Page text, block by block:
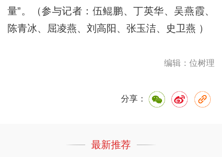
量”。（参与记者：伍鲲鹏、丁英华、吴燕霞、
陈青冰、屈凌燕、刘高阳、张玉洁、史卫燕 ）
编辑：位树理
分享：
最新推荐